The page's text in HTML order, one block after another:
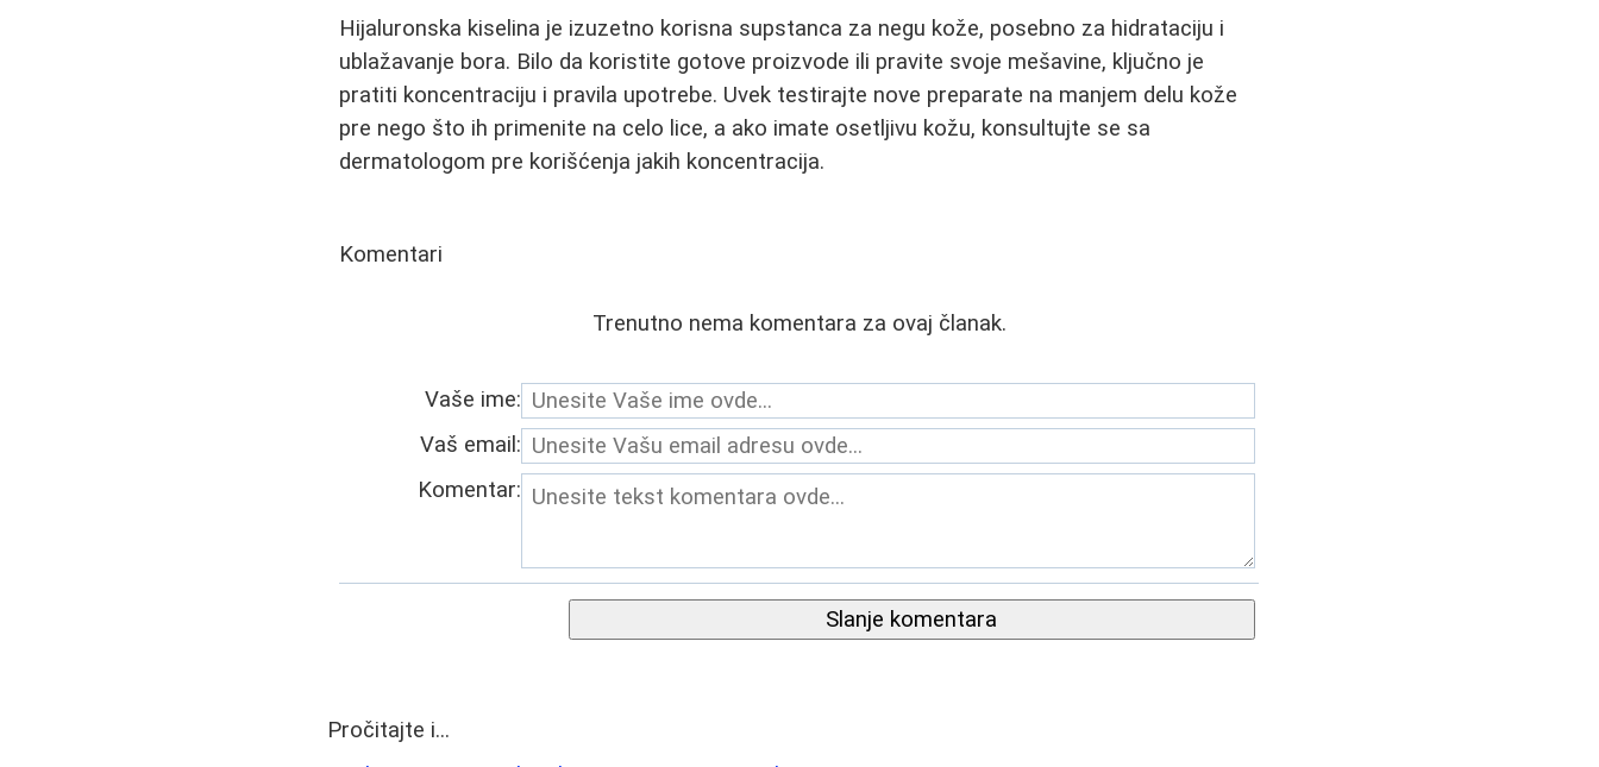
Hijaluronska kiselina je izuzetno korisna supstanca za negu kože, posebno za hidrataciju i
ublažavanje bora. Bilo da koristite gotove proizvode ili pravite svoje mešavine, ključno je
pratiti koncentraciju i pravila upotrebe. Uvek testirajte nove preparate na manjem delu kože
pre nego što ih primenite na celo lice, a ako imate osetljivu kožu, konsultujte se sa
dermatologom pre korišćenja jakih koncentracija.
Komentari
Trenutno nema komentara za ovaj članak.
Vaše ime:
Vaš email:
Komentar:
Slanje komentara
Pročitajte i...